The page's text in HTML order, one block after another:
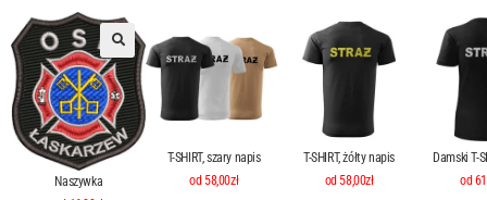
Naszywka
T-SHIRT, szary napis
od 58,00zł
T-SHIRT, żółty napis
od 58,00zł
Damski T-
od